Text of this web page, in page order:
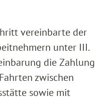
vereinbarte der
unter III.
die Zahlung
zwischen
sowie mit